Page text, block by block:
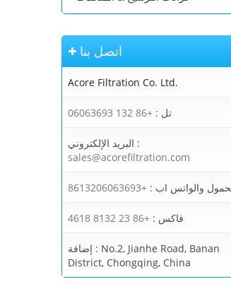
اتصل بنا
Acore Filtration Co. Ltd.
تل : +86 132 06063693
البريد الإلكتروني :
sales@acorefiltration.com
والواتس اب : +8613206063693
فاكس : +86 23 8132 4618
إضافة : No.2, Jianhe Road, Banan
District, Chongqing, China